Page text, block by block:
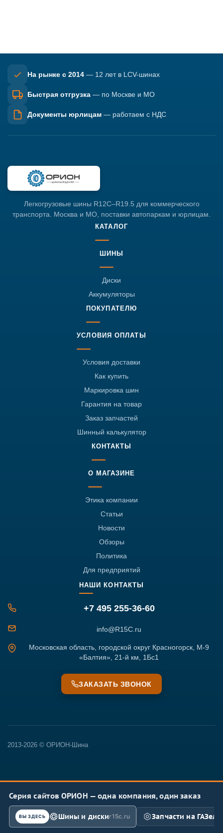
На рынке с 2014 — 12 лет в LCV-шинах
Быстрая отгрузка — по Москве и МО
Документы юрлицам — работаем с НДС
Легкогрузовые шины R12C–R19.5 для коммерческого
транспорта. Москва и МО, поставки автопаркам и юрлицам.
КАТАЛОГ
ШИНЫ
Диски
Аккумуляторы
ПОКУПАТЕЛЮ
УСЛОВИЯ ОПЛАТЫ
Условия доставки
Как купить
Маркировка шин
Гарантия на товар
Заказ запчастей
Шинный калькулятор
КОНТАКТЫ
О МАГАЗИНЕ
Этика компании
Статьи
Новости
Обзоры
Политика
Для предприятий
НАШИ КОНТАКТЫ
+7 495 255-36-60
info@R15C.ru
Московская область, городской округ Красногорск, М-9
«Балтия», 21-й км, 1Бс1
ЗАКАЗАТЬ ЗВОНОК
2013-2026 © ОРИОН-Шина
Серия сайтов ОРИОН — одна компания, один заказ
ВЫ ЗДЕСЬ Шины и дискиr15c.ru Запчасти на ГАЗель